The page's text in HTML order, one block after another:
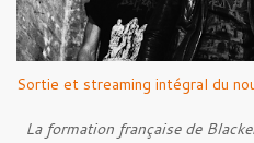
Sortie et streaming intégral du
La formation française de